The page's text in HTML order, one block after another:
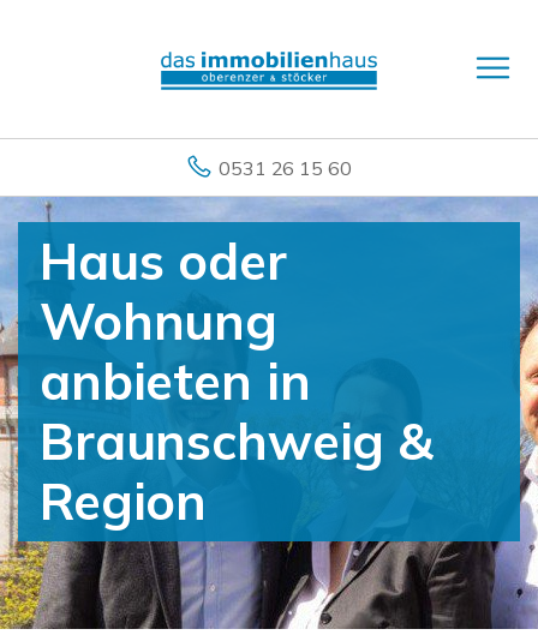
0531 26 15 60
Haus oder
Wohnung
anbieten in
Braunschweig &
Region